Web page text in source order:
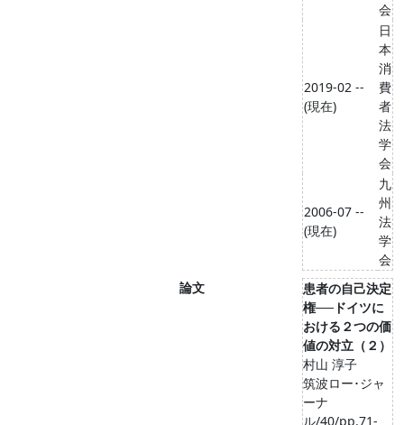
会
2019-02 --
(現在)
日
本
消
費
者
法
学
会
2006-07 --
(現在)
九
州
法
学
会
論文
患者の自己決定
権──ドイツに
おける２つの価
値の対立（２）
村山 淳子
筑波ロー･ジャ
ーナ
ル/40/pp.71-